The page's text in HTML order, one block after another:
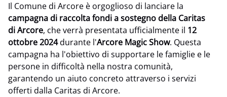
Il Comune di Arcore è orgoglioso di lanciare la
campagna di raccolta fondi a sostegno della Caritas
di Arcore, che verrà presentata ufficialmente il 12
ottobre 2024durante l'Arcore Magic Show. Questa
campagna ha l'obiettivo di supportare le famiglie e le
persone in difficoltà nella nostra comunità,
garantendo un aiuto concreto attraverso i servizi
offerti dalla Caritas di Arcore.